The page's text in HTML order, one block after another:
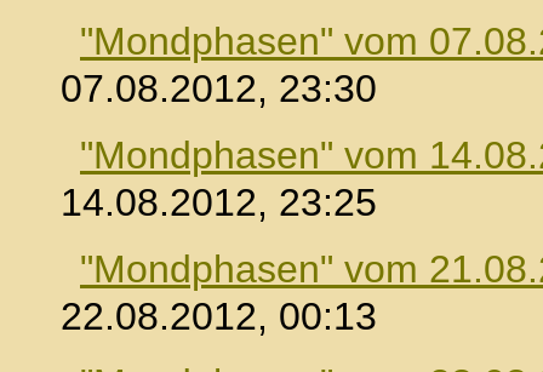
"Mondphasen" vom
07.08.2012, 23:30
"Mondphasen" vom
14.08.2012, 23:25
"Mondphasen" vom
22.08.2012, 00:13